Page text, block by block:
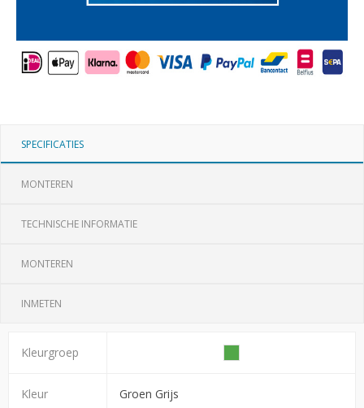
SPECIFICATIES
MONTEREN
TECHNISCHE INFORMATIE
MONTEREN
INMETEN
Kleurgroep
Kleur Groen Grijs